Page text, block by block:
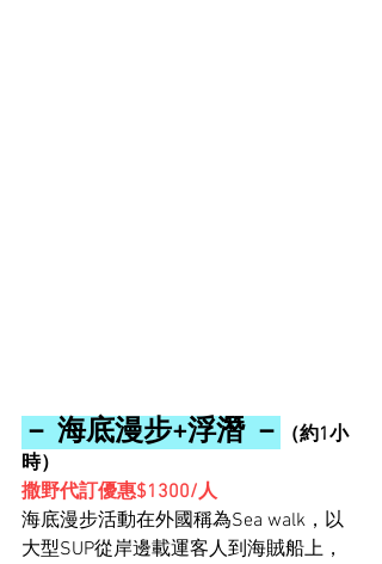
－ 海底漫步+浮潛 －
（約1小
時）
撒野代訂優惠$1300/人
海底漫步活動在外國稱為Sea walk，以
大型SUP從岸邊載運客人到海賊船上，